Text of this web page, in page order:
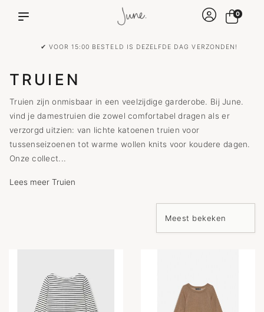
✔ VOOR 15:00 BESTELD IS DEZELFDE DAG VERZONDEN!
0
TRUIEN
Truien zijn onmisbaar in een veelzijdige garderobe. Bij June.
vind je damestruien die zowel comfortabel dragen als er
verzorgd uitzien: van lichte katoenen truien voor
tussenseizoenen tot warme wollen knits voor koudere dagen.
Onze collect...
Lees meer Truien